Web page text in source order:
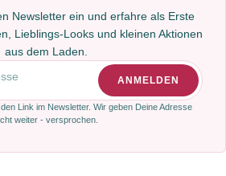
Newsletter ein und erfahre als Erste
Lieblings-Looks und kleinen Aktionen
aus dem Laden.
ANMELDEN
Link im Newsletter. Wir geben Deine Adresse
weiter - versprochen.